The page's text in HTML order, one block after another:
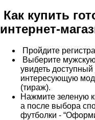
Как купить
интернет-
Пройдите
Выберите
увидеть доступный
интересующую
(тираж).
Нажмите зеленую
а после выбора
футболки -